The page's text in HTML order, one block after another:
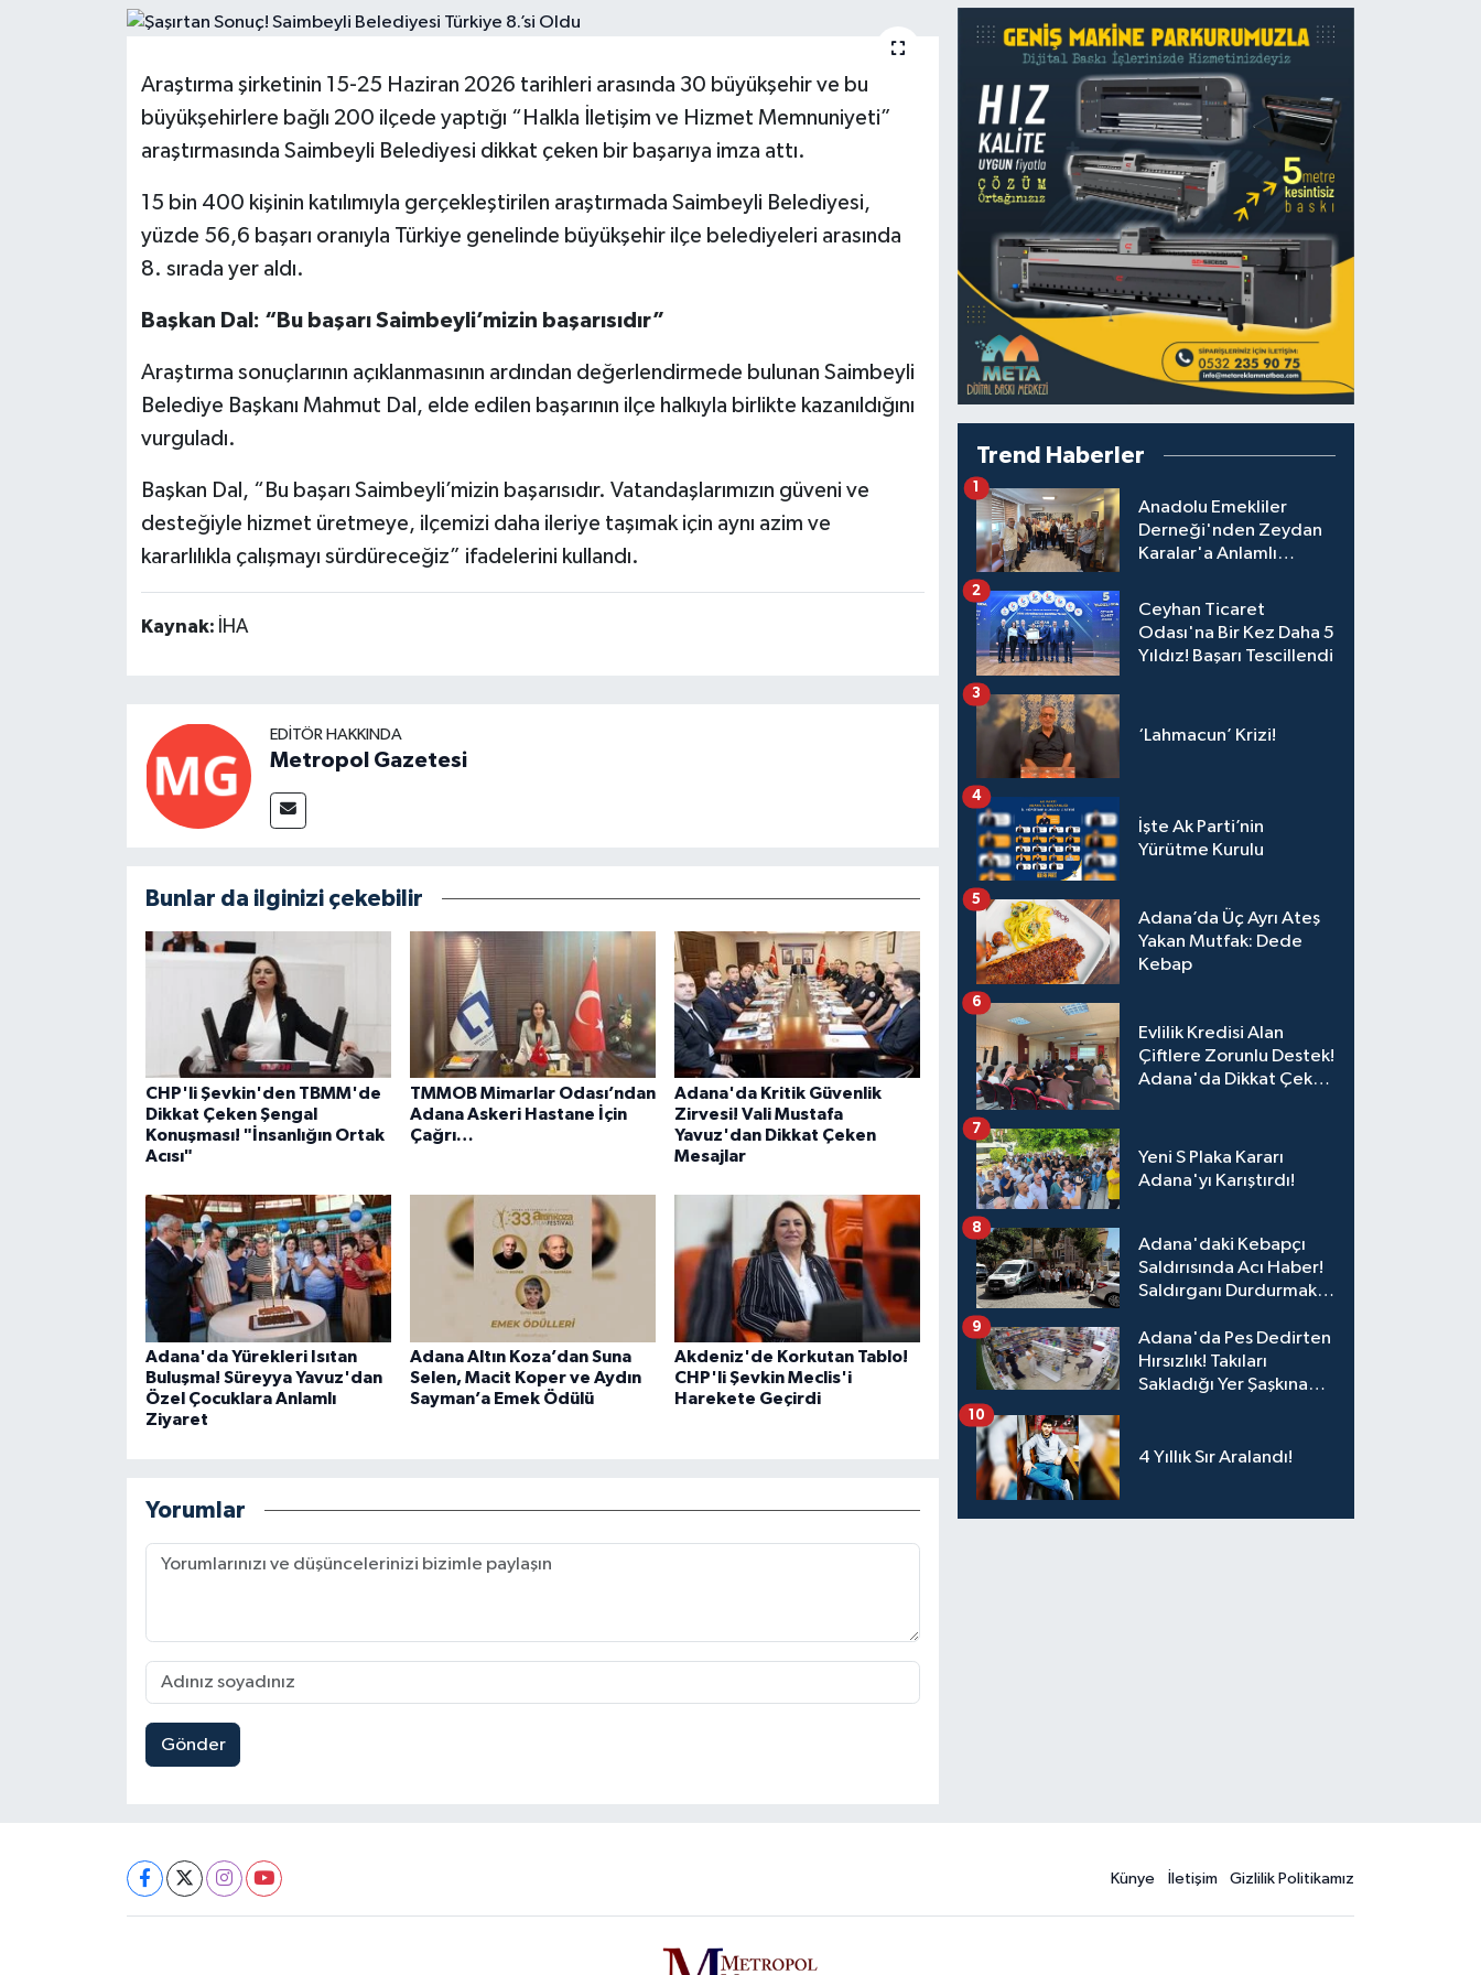
Araştırma şirketinin 15-25 Haziran 2026 tarihleri arasında 30 büyükşehir ve bu
büyükşehirlere bağlı 200 ilçede yaptığı “Halkla İletişim ve Hizmet Memnuniyeti”
araştırmasında Saimbeyli Belediyesi dikkat çeken bir başarıya imza attı.
15 bin 400 kişinin katılımıyla gerçekleştirilen araştırmada Saimbeyli Belediyesi,
yüzde 56,6 başarı oranıyla Türkiye genelinde büyükşehir ilçe belediyeleri arasında
8. sırada yer aldı.
Başkan Dal: “Bu başarı Saimbeyli’mizin başarısıdır”
Araştırma sonuçlarının açıklanmasının ardından değerlendirmede bulunan Saimbeyli
Belediye Başkanı Mahmut Dal, elde edilen başarının ilçe halkıyla birlikte kazanıldığını
vurguladı.
Başkan Dal, “Bu başarı Saimbeyli’mizin başarısıdır. Vatandaşlarımızın güveni ve
desteğiyle hizmet üretmeye, ilçemizi daha ileriye taşımak için aynı azim ve
kararlılıkla çalışmayı sürdüreceğiz” ifadelerini kullandı.
Kaynak: İHA
EDITÖR HAKKINDA
Metropol Gazetesi
Bunlar da ilginizi çekebilir
CHP'li Şevkin'den TBMM'de
Dikkat Çeken Şengal
Konuşması! "İnsanlığın Ortak
Acısı"
TMMOB Mimarlar Odası’ndan
Adana Askeri Hastane İçin
Çağrı…
Adana'da Kritik Güvenlik
Zirvesi! Vali Mustafa
Yavuz'dan Dikkat Çeken
Mesajlar
Adana'da Yürekleri Isıtan
Buluşma! Süreyya Yavuz'dan
Özel Çocuklara Anlamlı
Ziyaret
Adana Altın Koza’dan Suna
Selen, Macit Koper ve Aydın
Sayman’a Emek Ödülü
Akdeniz'de Korkutan Tablo!
CHP'li Şevkin Meclis'i
Harekete Geçirdi
Yorumlar
Gönder
Trend Haberler
Anadolu Emekliler
Derneği'nden Zeydan
Karalar'a Anlamlı
1
Ceyhan Ticaret
Odası'na Bir Kez Daha 5
Yıldız! Başarı Tescillendi
2
‘Lahmacun’ Krizi!
3
İşte Ak Parti’nin
Yürütme Kurulu
4
Adana’da Üç Ayrı Ateş
Yakan Mutfak: Dede
Kebap
5
Evlilik Kredisi Alan
Çiftlere Zorunlu Destek!
Adana'da Dikkat Çeken
6
Yeni S Plaka Kararı
Adana'yı Karıştırdı!
7
Adana'daki Kebapçı
Saldırısında Acı Haber!
Saldırganı Durdurmak
Kaybetti
8
Adana'da Pes Dedirten
Hırsızlık! Takıları
Sakladığı Yer Şaşkına
9
4 Yıllık Sır Aralandı!
10
Künye İletişim Gizlilik Politikamız